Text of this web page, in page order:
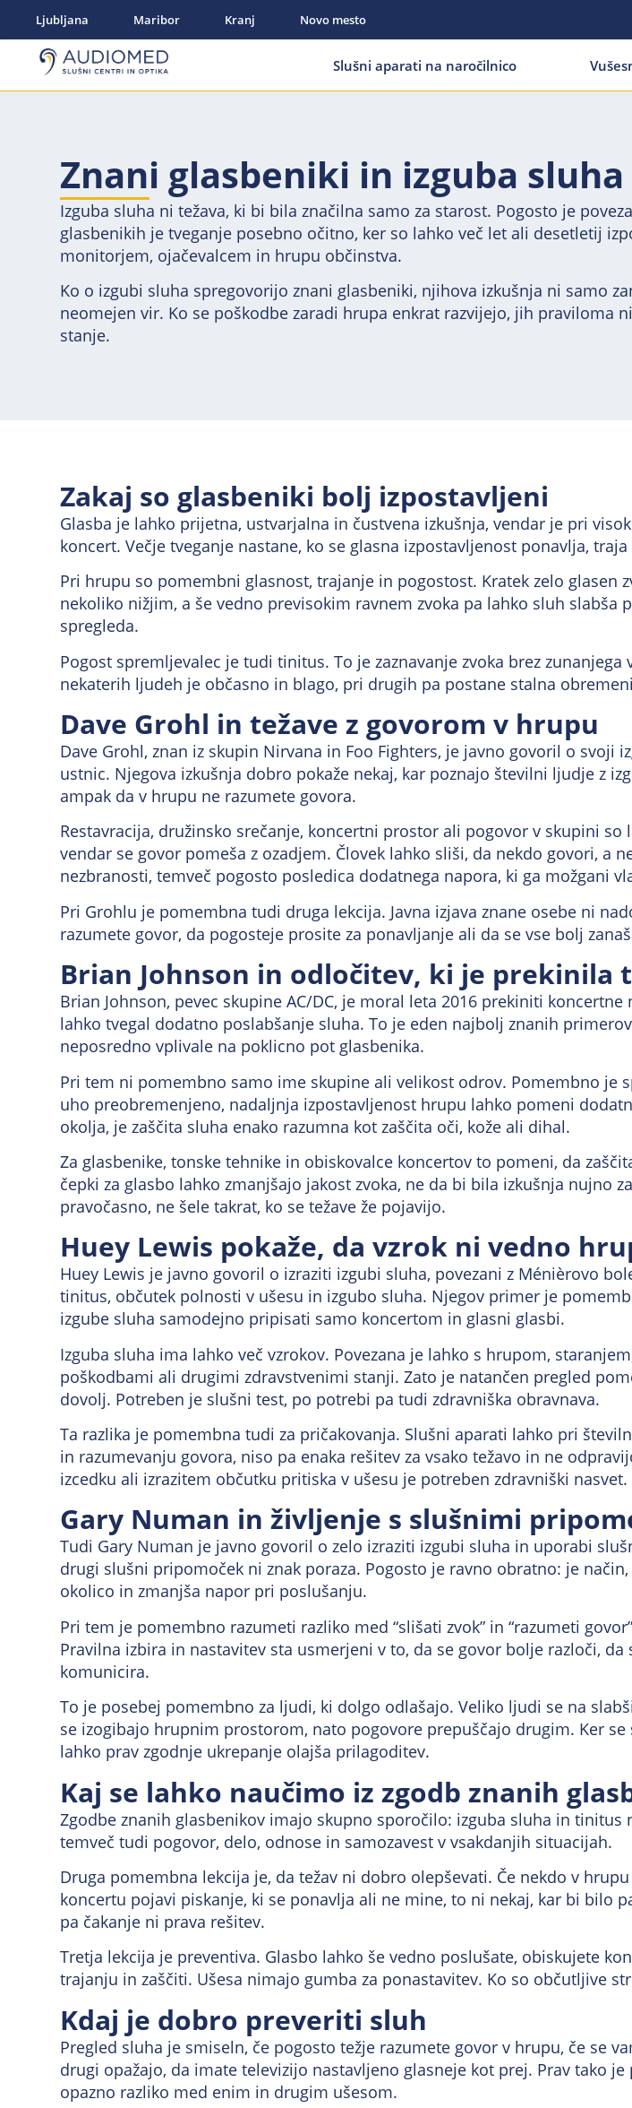
Ljubljana Maribor Kranj Novo mesto
Slušni aparati na naročilnico
Znani glasbeniki in izguba sluha
Izguba sluha ni težava, ki bi bila značilna samo za starost. Pogosto je
glasbenikih je tveganje posebno očitno, ker so lahko več let ali desetletij
monitorjem, ojačevalcem in hrupu občinstva.
Ko o izgubi sluha spregovorijo znani glasbeniki, njihova izkušnja ni samo
neomejen vir. Ko se poškodbe zaradi hrupa enkrat razvijejo, jih praviloma
stanje.
Zakaj so glasbeniki bolj izpostavljeni
Glasba je lahko prijetna, ustvarjalna in čustvena izkušnja, vendar je pri
koncert. Večje tveganje nastane, ko se glasna izpostavljenost ponavlja,
Pri hrupu so pomembni glasnost, trajanje in pogostost. Kratek zelo
nekoliko nižjim, a še vedno previsokim ravnem zvoka pa lahko sluh
spregleda.
Pogost spremljevalec je tudi tinitus. To je zaznavanje zvoka brez
nekaterih ljudeh je občasno in blago, pri drugih pa postane stalna
Dave Grohl in težave z govorom v hrupu
Dave Grohl, znan iz skupin Nirvana in Foo Fighters, je javno govoril o
ustnic. Njegova izkušnja dobro pokaže nekaj, kar poznajo številni ljudje z
ampak da v hrupu ne razumete govora.
Restavracija, družinsko srečanje, koncertni prostor ali pogovor v skupini
vendar se govor pomeša z ozadjem. Človek lahko sliši, da nekdo govori,
nezbranosti, temveč pogosto posledica dodatnega napora, ki ga možgani
Pri Grohlu je pomembna tudi druga lekcija. Javna izjava znane osebe ni
razumete govor, da pogosteje prosite za ponavljanje ali da se vse bolj
Brian Johnson in odločitev, ki je prekinila
Brian Johnson, pevec skupine AC/DC, je moral leta 2016 prekiniti
lahko tvegal dodatno poslabšanje sluha. To je eden najbolj znanih
neposredno vplivale na poklicno pot glasbenika.
Pri tem ni pomembno samo ime skupine ali velikost odrov. Pomembno je
uho preobremenjeno, nadaljnja izpostavljenost hrupu lahko pomeni
okolja, je zaščita sluha enako razumna kot zaščita oči, kože ali dihal.
Za glasbenike, tonske tehnike in obiskovalce koncertov to pomeni, da
čepki za glasbo lahko zmanjšajo jakost zvoka, ne da bi bila izkušnja nujno
pravočasno, ne šele takrat, ko se težave že pojavijo.
Huey Lewis pokaže, da vzrok ni vedno
Huey Lewis je javno govoril o izraziti izgubi sluha, povezani z Ménièrovo
tinitus, občutek polnosti v ušesu in izgubo sluha. Njegov primer je
izgube sluha samodejno pripisati samo koncertom in glasni glasbi.
Izguba sluha ima lahko več vzrokov. Povezana je lahko s hrupom,
poškodbami ali drugimi zdravstvenimi stanji. Zato je natančen pregled
dovolj. Potreben je slušni test, po potrebi pa tudi zdravniška obravnava.
Ta razlika je pomembna tudi za pričakovanja. Slušni aparati lahko pri
in razumevanju govora, niso pa enaka rešitev za vsako težavo in ne
izcedku ali izrazitem občutku pritiska v ušesu je potreben zdravniški nasvet.
Gary Numan in življenje s slušnimi
Tudi Gary Numan je javno govoril o zelo izraziti izgubi sluha in uporabi
drugi slušni pripomoček ni znak poraza. Pogosto je ravno obratno: je
okolico in zmanjša napor pri poslušanju.
Pri tem je pomembno razumeti razliko med “slišati zvok” in “razumeti
Pravilna izbira in nastavitev sta usmerjeni v to, da se govor bolje razloči,
komunicira.
To je posebej pomembno za ljudi, ki dolgo odlašajo. Veliko ljudi se na
se izogibajo hrupnim prostorom, nato pogovore prepuščajo drugim. Ker
lahko prav zgodnje ukrepanje olajša prilagoditev.
Kaj se lahko naučimo iz zgodb znanih
Zgodbe znanih glasbenikov imajo skupno sporočilo: izguba sluha in
temveč tudi pogovor, delo, odnose in samozavest v vsakdanjih situacijah.
Druga pomembna lekcija je, da težav ni dobro olepševati. Če nekdo v
koncertu pojavi piskanje, ki se ponavlja ali ne mine, to ni nekaj, kar bi bilo
pa čakanje ni prava rešitev.
Tretja lekcija je preventiva. Glasbo lahko še vedno poslušate, obiskujete
trajanju in zaščiti. Ušesa nimajo gumba za ponastavitev. Ko so občutljive
Kdaj je dobro preveriti sluh
Pregled sluha je smiseln, če pogosto težje razumete govor v hrupu, če se
drugi opažajo, da imate televizijo nastavljeno glasneje kot prej. Prav tako
opazno razliko med enim in drugim ušesom.